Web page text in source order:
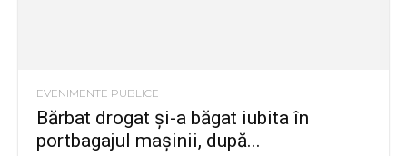
EVENIMENTE PUBLICE
Bărbat drogat și-a băgat iubita în
portbagajul mașinii, după...